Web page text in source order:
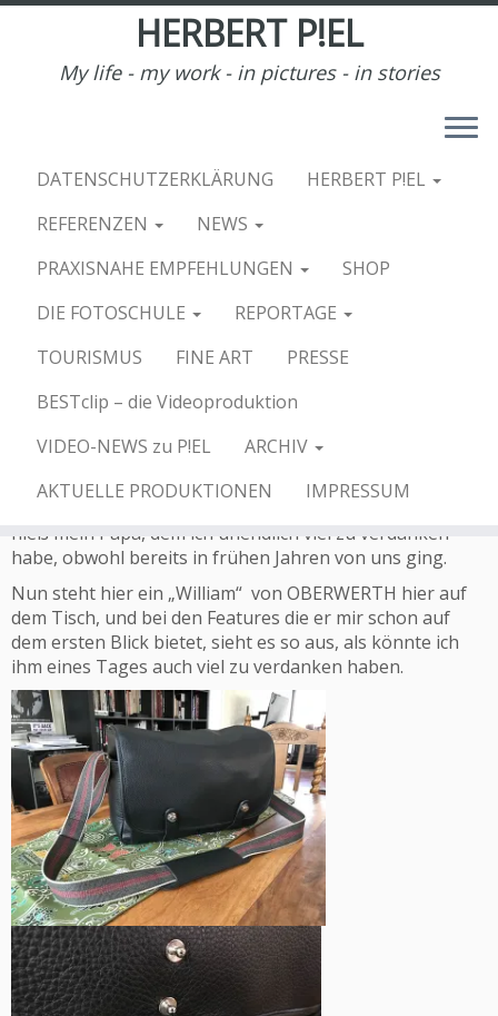
HERBERT P!EL
My life - my work - in pictures - in stories
DATENSCHUTZERKLÄRUNG
HERBERT P!EL
REFERENZEN
NEWS
PRAXISNAHE EMPFEHLUNGEN
SHOP
DIE FOTOSCHULE
REPORTAGE
TOURISMUS
FINE ART
PRESSE
BESTclip – die Videoproduktion
VIDEO-NEWS zu P!EL
ARCHIV
AKTUELLE PRODUKTIONEN
IMPRESSUM
ÜBERWERT(H)
„WILLI“ ist ÜBERWERT(H)
bleiben, so wie er aussieht, wahrscheinlich länger als ich
“Willi“ is in tha house !
Soviel schon mal zur Qualität
Nun zur Emotion, nun, wir sind in Deutschland und da
hieß mein Papa, dem ich unendlich viel zu verdanken
habe, obwohl bereits in frühen Jahren von uns ging.
Nun steht hier ein „William“ von OBERWERTH hier auf
dem Tisch, und bei den Features die er mir schon auf
dem ersten Blick bietet, sieht es so aus, als könnte ich
ihm eines Tages auch viel zu verdanken haben.